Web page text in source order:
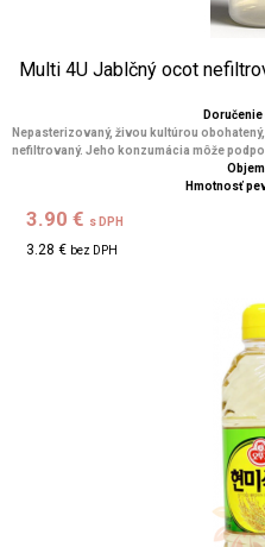
Multi 4U Jablčný ocot
Doručenie
Nepasterizovaný, živou kultúrou
nefiltrovaný. Jeho konzumácia môže
Hmotnosť
3.90 € s DPH
3.28 € bez DPH